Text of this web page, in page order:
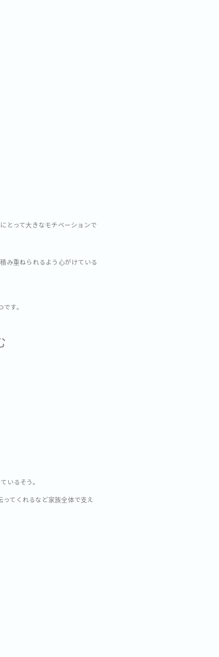
とって大きなモチベーションで
み重ねられるよう心がけている
す。
いるそう。
てくれるなど家族全体で支え